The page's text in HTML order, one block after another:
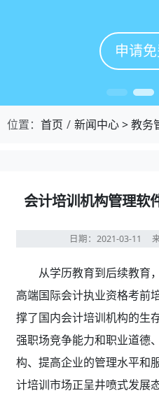
申请
申请
申请
申请
位置： 首页 新闻中心>教务
会计培训机构管理软
日期：2021-03-11
从学历教育到后续教育
高端国际会计执业资格考前
撑了国内会计培训机构的生
强职场竞争能力和职业道德
构、提高企业的管理水平和
计培训市场正呈井喷式发展